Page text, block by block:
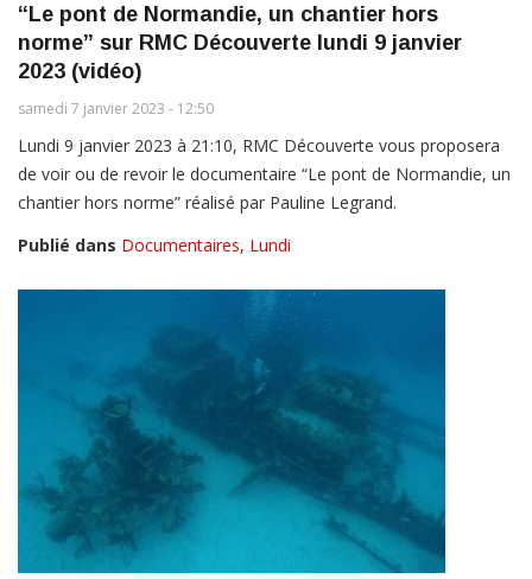
“Le pont de Normandie, un chantier hors
norme” sur RMC Découverte lundi 9 janvier
2023 (vidéo)
samedi 7 janvier 2023 - 12:50
Lundi 9 janvier 2023 à 21:10, RMC Découverte vous proposera
de voir ou de revoir le documentaire “Le pont de Normandie, un
chantier hors norme” réalisé par Pauline Legrand.
Publié dans Documentaires, Lundi